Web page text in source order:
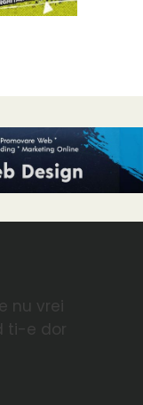
nu vrei
ti-e dor